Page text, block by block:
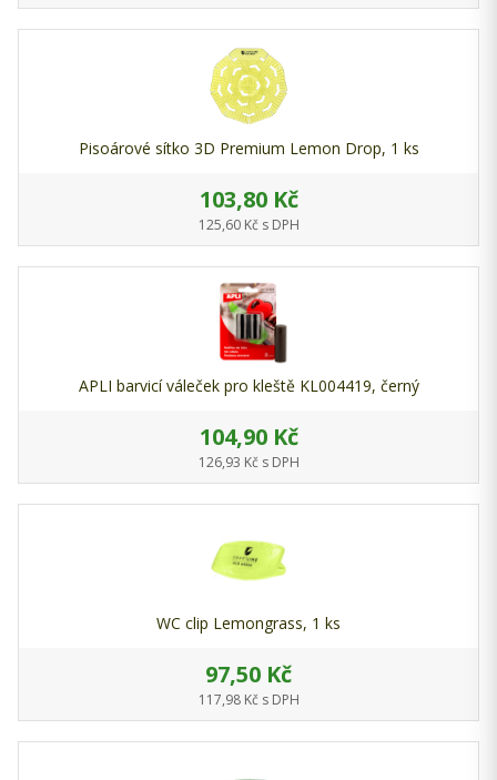
Pisoárové sítko 3D Premium Lemon Drop, 1 ks
103,80 Kč
125,60 Kč s DPH
APLI barvicí váleček pro kleště KL004419, černý
104,90 Kč
126,93 Kč s DPH
WC clip Lemongrass, 1 ks
97,50 Kč
117,98 Kč s DPH